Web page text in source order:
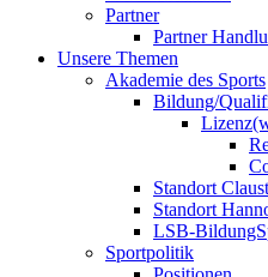
Partner
Partner
Unsere Themen
Akademie des Sports
Bildung/
Standort
Standort
LSB-
Sportpolitik